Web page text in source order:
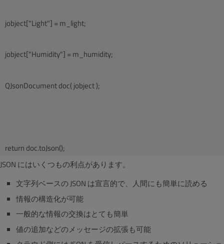
jobject["Light"] = m_light;
jobject["Humidity"] = m_humidity;
QJsonDocument doc( jobject );
JSON にはいくつもの利点があります。
文字列ベースの JSON は宣言的で、人間にも簡単に読める
情報の構造化が可能
一般的な情報の交換はとても簡単
値の追加などのメッセージの拡張も可能